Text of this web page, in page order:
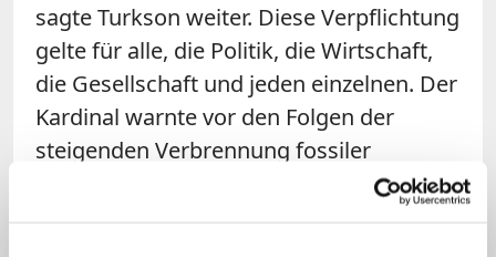
sagte Turkson weiter. Diese Verpflichtung
gelte für alle, die Politik, die Wirtschaft,
die Gesellschaft und jeden einzelnen. Der
Kardinal warnte vor den Folgen der
steigenden Verbrennung fossiler